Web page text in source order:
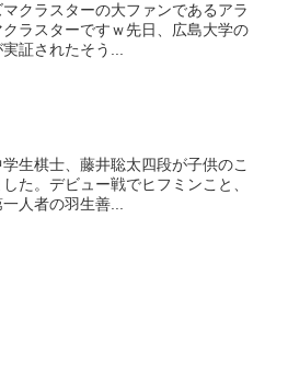
クラスターの大ファンであるアラ
ラスターですｗ先日、広島大学の
証されたそう...
生棋士、藤井聡太四段が子供のこ
た。デビュー戦でヒフミンこと、
人者の羽生善...